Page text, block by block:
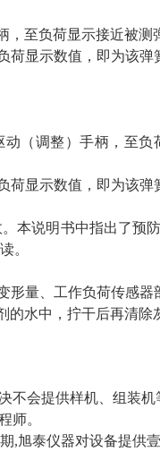
至负荷显示接近被测
显示数值，即为该弹
（调整）手柄，至
显示数值，即为该弹
本说明书中指出了预
。
量、工作负荷传感器
水中，拧干后再清除
不会提供样机、组装机
师。
,旭泰仪器对设备提供